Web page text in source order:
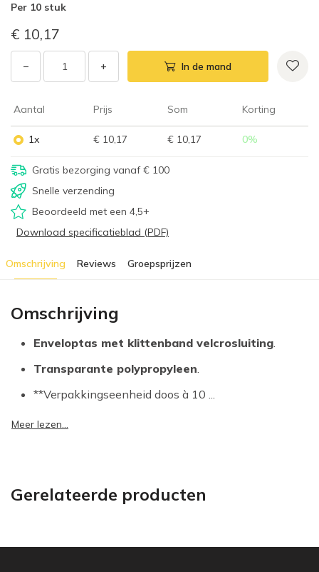
Per 10 stuk
€ 10,17
− + In de mand
Aantal Prijs Som Korting
1x € 10,17 € 10,17 0%
Gratis bezorging vanaf € 100
Snelle verzending
Beoordeeld met een 4,5+
Download specificatieblad (PDF)
Omschrijving Reviews Groepsprijzen
Omschrijving
Enveloptas met klittenband velcrosluiting.
Transparante polypropyleen.
**Verpakkingseenheid doos à 10 ...
Meer lezen...
Gerelateerde producten